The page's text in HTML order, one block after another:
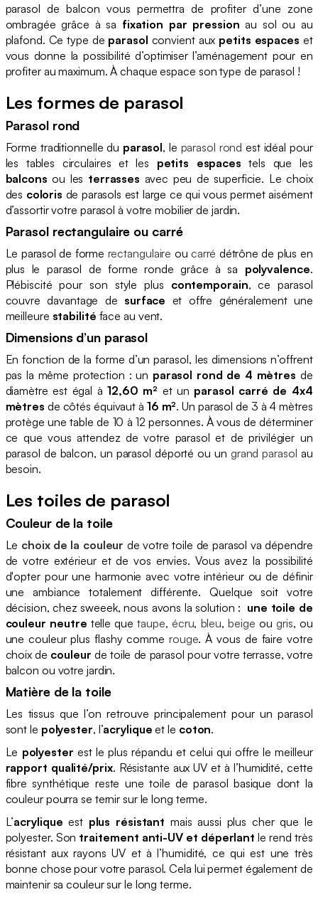
parasol de balcon vous permettra de profiter d’une zone
ombragée grâce à sa fixation par pression au sol ou au
plafond. Ce type de parasol convient aux petits espaces et
vous donne la possibilité d’optimiser l’aménagement pour en
profiter au maximum. À chaque espace son type de parasol !
Les formes de parasol
Parasol rond
Forme traditionnelle du parasol, le parasol rond est idéal pour
les tables circulaires et les petits espaces tels que les
balcons ou les terrasses avec peu de superficie. Le choix
des coloris de parasols est large ce qui vous permet aisément
d’assortir votre parasol à votre mobilier de jardin.
Parasol rectangulaire ou carré
Le parasol de forme rectangulaire ou carré détrône de plus en
plus le parasol de forme ronde grâce à sa polyvalence.
Plébiscité pour son style plus contemporain, ce parasol
couvre davantage de surface et offre généralement une
meilleure stabilité face au vent.
Dimensions d’un parasol
En fonction de la forme d’un parasol, les dimensions n’offrent
pas la même protection : un parasol rond de 4 mètres de
diamètre est égal à12,60 m² et un parasol carré de 4x4
mètres de côtés équivaut à 16 m². Un parasol de 3 à 4 mètres
protège une table de 10 à 12 personnes. À vous de déterminer
ce que vous attendez de votre parasol et de privilégier un
parasol de balcon, un parasol déporté ou un grand parasol au
besoin.
Les toiles de parasol
Couleur de la toile
Le choix de la couleur de votre toile de parasol va dépendre
de votre extérieur et de vos envies. Vous avez la possibilité
d'opter pour une harmonie avec votre intérieur ou de définir
une ambiance totalement différente. Quelque soit votre
décision, chez sweeek, nous avons la solution : une toile de
couleur neutre telle quetaupe, écru, bleu,beige ou gris, ou
une couleur plus flashy comme rouge. À vous de faire votre
choix de couleur de toile de parasol pour votre terrasse, votre
balcon ou votre jardin.
Matière de la toile
Les tissus que l’on retrouve principalement pour un parasol
sont le polyester, l’acrylique et le coton.
Le polyester est le plus répandu et celui qui offre le meilleur
rapport qualité/prix. Résistante aux UV et à l’humidité, cette
fibre synthétique reste une toile de parasol basique dont la
couleur pourra se ternir sur le long terme.
L’acrylique est plus résistant mais aussi plus cher que le
polyester. Son traitement anti-UV et déperlant le rend très
résistant aux rayons UV et à l’humidité, ce qui est une très
bonne chose pour votre parasol. Cela lui permet également de
maintenir sa couleur sur le long terme.